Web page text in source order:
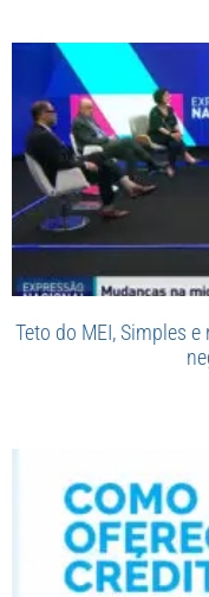
Teto do MEI, Simples